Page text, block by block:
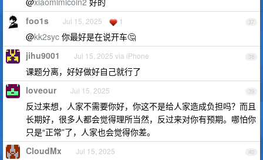
37
foo1s Jul 15, 2025 1
@kk2syc 你最好是在说开车🤔
38
jihu9001 Jul 15, 2025 via iPhone
课题分离，好好做好自己就行了
39
loveour Jul 15, 2025
反过来想，人家不需要你好，你这不是给人家造成负担吗？而且
长期好，很多人都会觉得理所当然，反过来对你有预期。哪怕你
只是“正常”了，人家也会觉得你差。
40
CloudMx Jul 15, 2025